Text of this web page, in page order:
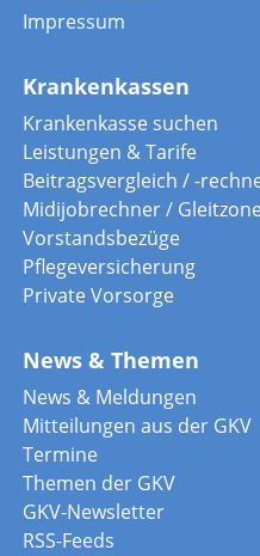
Impressum
Krankenkassen
Krankenkasse suchen
Leistungen & Tarife
Beitragsvergleich / -
Midijobrechner /
Vorstandsbezüge
Pflegeversicherung
Private Vorsorge
News & Themen
News & Meldungen
Mitteilungen aus der GKV
Termine
Themen der GKV
GKV-Newsletter
RSS-Feeds